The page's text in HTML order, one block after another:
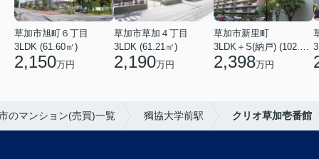
草加市旭町６丁目
3LDK (61.60㎡)
2,150万円
草加市草加４丁目
3LDK (61.21㎡)
2,190万円
草加市新里町
2,398万円
のマンション(売買)一覧 獨協大学前駅 クリオ草加壱番館